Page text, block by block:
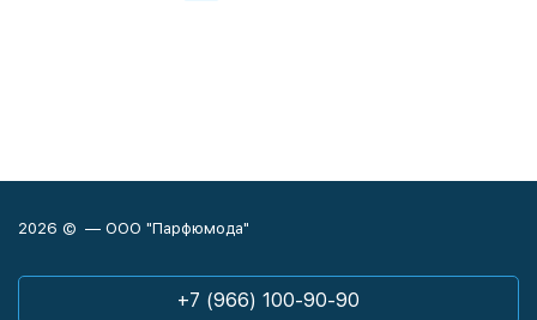
2026 © — ООО "Парфюмода"
+7 (966) 100-90-90